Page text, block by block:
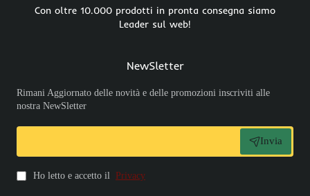
Con oltre 10.000 prodotti in pronta consegna siamo
Leader sul web!
NewSletter
Rimani Aggiornato delle novità e delle promozioni inscriviti alle
nostra NewSletter
Invia
Ho letto e accetto il Privacy